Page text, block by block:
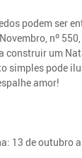
podem ser
nº
construir um
simples pode
amor!
13 de outubro